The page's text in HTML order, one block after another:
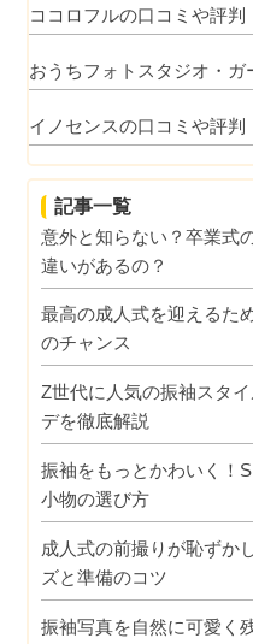
ココロフルの口コミや評判
おうちフォトスタジオ・ガ
イノセンスの口コミや評判
記事一覧
意外と知らない？卒業式
違いがあるの？
最高の成人式を迎えるた
のチャンス
Z世代に人気の振袖スタ
デを徹底解説
振袖をもっとかわいく！
小物の選び方
成人式の前撮りが恥ずか
ズと準備のコツ
振袖写真を自然に可愛く